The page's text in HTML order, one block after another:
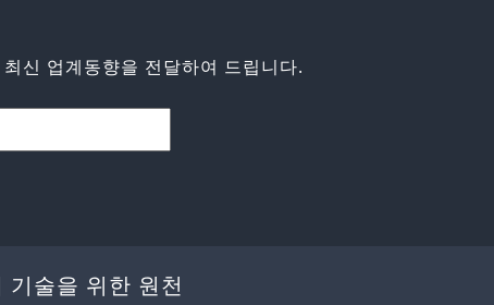
신 업계동향을 전달하여 드립니다.
기술을 위한 원천